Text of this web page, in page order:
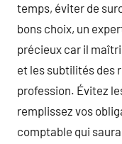
temps, éviter de
bons choix, un
précieux car il
et les subtilités des
profession. Évitez
remplissez vos
comptable qui